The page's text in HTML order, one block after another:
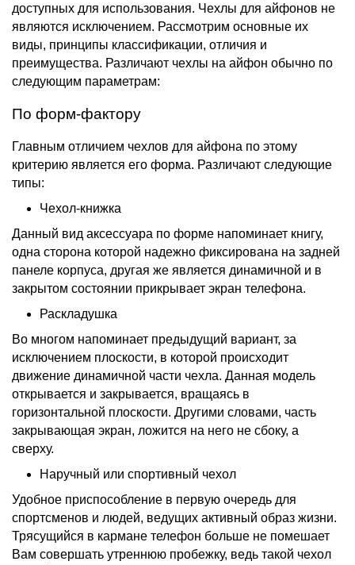
доступных для использования. Чехлы для айфонов не
являются исключением. Рассмотрим основные их
виды, принципы классификации, отличия и
преимущества. Различают чехлы на айфон обычно по
следующим параметрам:
По форм-фактору
Главным отличием чехлов для айфона по этому
критерию является его форма. Различают следующие
типы:
Чехол-книжка
Данный вид аксессуара по форме напоминает книгу,
одна сторона которой надежно фиксирована на задней
панеле корпуса, другая же является динамичной и в
закрытом состоянии прикрывает экран телефона.
Раскладушка
Во многом напоминает предыдущий вариант, за
исключением плоскости, в которой происходит
движение динамичной части чехла. Данная модель
открывается и закрывается, вращаясь в
горизонтальной плоскости. Другими словами, часть
закрывающая экран, ложится на него не сбоку, а
сверху.
Наручный или спортивный чехол
Удобное приспособление в первую очередь для
спортсменов и людей, ведущих активный образ жизни.
Трясущийся в кармане телефон больше не помешает
Вам совершать утреннюю пробежку, ведь такой чехол